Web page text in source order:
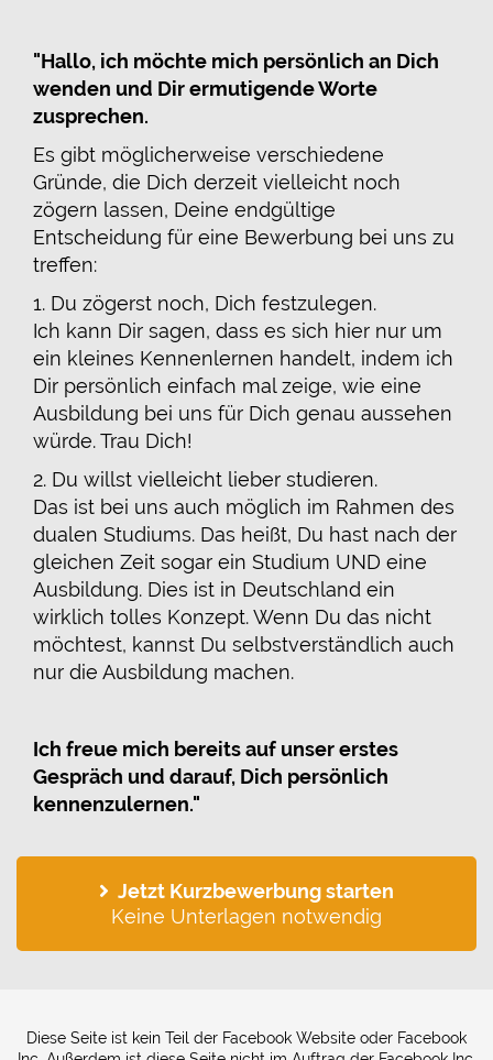
"Hallo, ich möchte mich persönlich an Dich
wenden und Dir ermutigende Worte
zusprechen.
Es gibt möglicherweise verschiedene
Gründe, die Dich derzeit vielleicht noch
zögern lassen, Deine endgültige
Entscheidung für eine Bewerbung bei uns zu
treffen:
1. Du zögerst noch, Dich festzulegen.
Ich kann Dir sagen, dass es sich hier nur um
ein kleines Kennenlernen handelt, indem ich
Dir persönlich einfach mal zeige, wie eine
Ausbildung bei uns für Dich genau aussehen
würde. Trau Dich!
2. Du willst vielleicht lieber studieren.
Das ist bei uns auch möglich im Rahmen des
dualen Studiums. Das heißt, Du hast nach der
gleichen Zeit sogar ein Studium UND eine
Ausbildung. Dies ist in Deutschland ein
wirklich tolles Konzept. Wenn Du das nicht
möchtest, kannst Du selbstverständlich auch
nur die Ausbildung machen.
Ich freue mich bereits auf unser erstes
Gespräch und darauf, Dich persönlich
kennenzulernen."
Jetzt Kurzbewerbung starten
Keine Unterlagen notwendig
Diese Seite ist kein Teil der Facebook Website oder Facebook